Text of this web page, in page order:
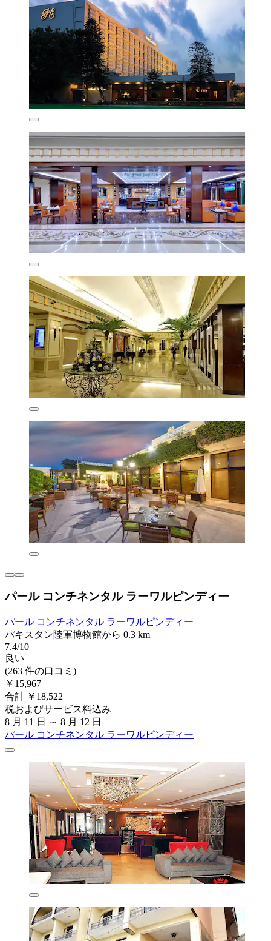
パール コンチネンタル ラーワルピンディー
パール コンチネンタル ラーワルピンディー
パキスタン陸軍博物館から 0.3 km
7.4/10
良い
(263 件の口コミ)
￥15,967
合計 ￥18,522
税およびサービス料込み
8 月 11 日 ～ 8 月 12 日
パール コンチネンタル ラーワルピンディー